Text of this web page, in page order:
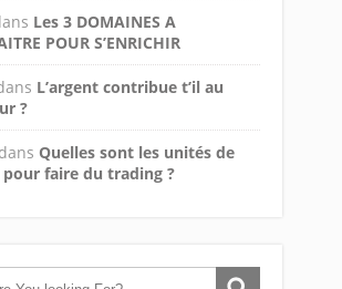
Les 3 DOMAINES A
POUR S’ENRICHIR
L’argent contribue t’il au
?
dans Quelles sont les unités de
faire du trading ?